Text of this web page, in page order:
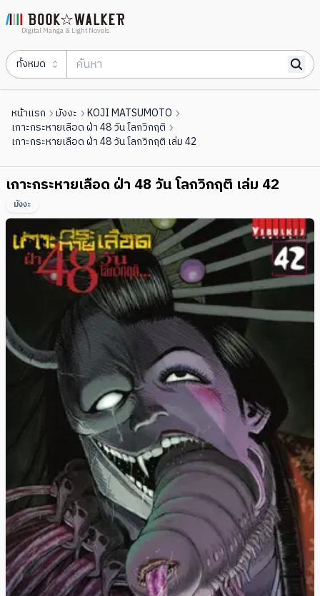
Digital Manga & Light Novels
ทั้งหมด
หน้าแรก มังงะ
KOJI MATSUMOTO
เกาะกระหายเลือด ฝ่า 48 วัน โลกวิกฤติ
เกาะกระหายเลือด ฝ่า 48 วัน โลกวิกฤติ เล่ม 42
เกาะกระหายเลือด ฝ่า 48 วัน โลกวิกฤติ เล่ม 42
มังงะ